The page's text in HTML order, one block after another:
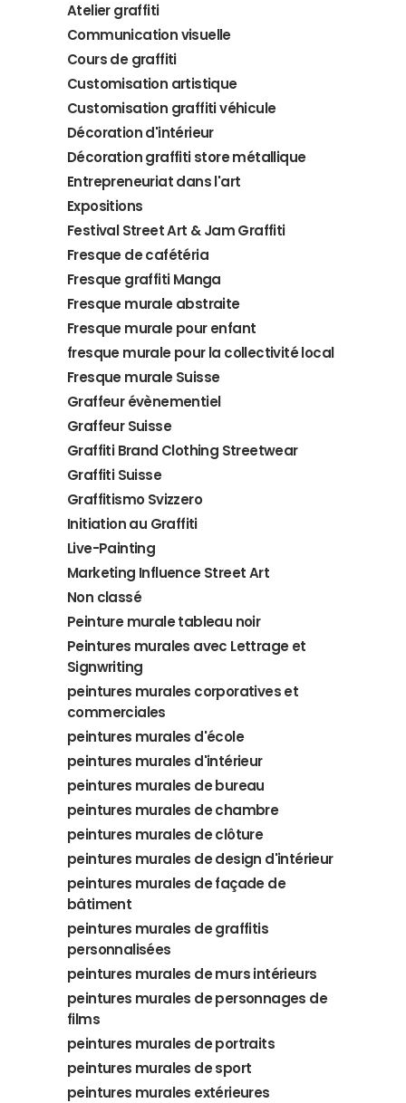
Atelier graffiti
Communication visuelle
Cours de graffiti
Customisation artistique
Customisation graffiti véhicule
Décoration d'intérieur
Décoration graffiti store métallique
Entrepreneuriat dans l'art
Expositions
Festival Street Art & Jam Graffiti
Fresque de cafétéria
Fresque graffiti Manga
Fresque murale abstraite
Fresque murale pour enfant
fresque murale pour la collectivité local
Fresque murale Suisse
Graffeur évènementiel
Graffeur Suisse
Graffiti Brand Clothing Streetwear
Graffiti Suisse
Graffitismo Svizzero
Initiation au Graffiti
Live-Painting
Marketing Influence Street Art
Non classé
Peinture murale tableau noir
Peintures murales avec Lettrage et
Signwriting
peintures murales corporatives et
commerciales
peintures murales d'école
peintures murales d'intérieur
peintures murales de bureau
peintures murales de chambre
peintures murales de clôture
peintures murales de design d'intérieur
peintures murales de façade de
bâtiment
peintures murales de graffitis
personnalisées
peintures murales de murs intérieurs
peintures murales de personnages de
films
peintures murales de portraits
peintures murales de sport
peintures murales extérieures